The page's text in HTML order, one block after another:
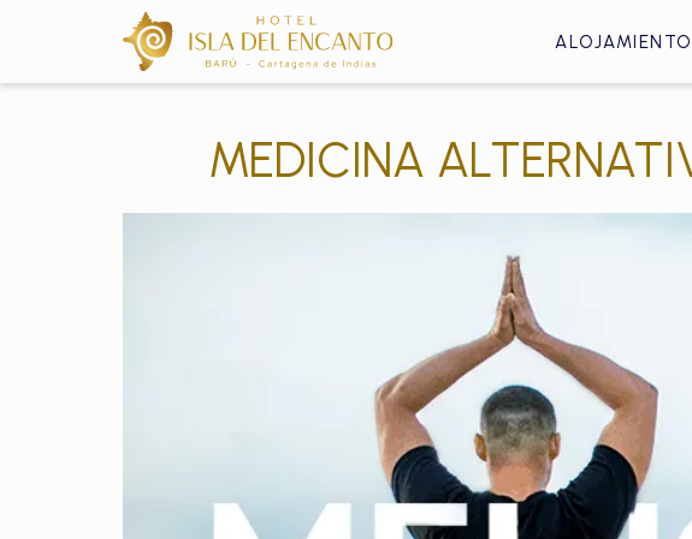
ALOJAMIENTO
MEDICINA